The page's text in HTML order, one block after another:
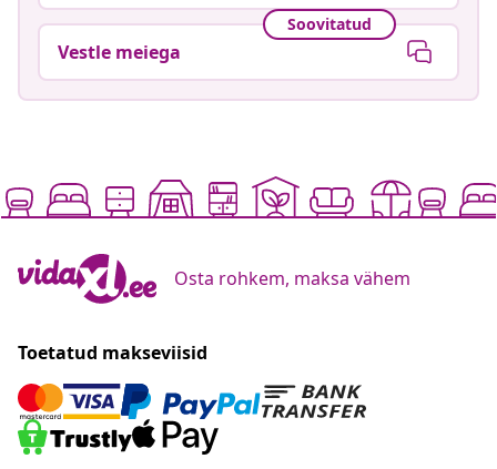
Soovitatud
Vestle meiega
Osta rohkem, maksa vähem
Toetatud makseviisid